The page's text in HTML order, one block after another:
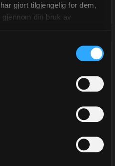
gjort tilgjengelig for dem,
din bruk av
Meadow Sand (5)
55 cm x 100 m